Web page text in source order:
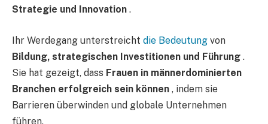
Strategie und Innovation .
Ihr Werdegang unterstreicht die Bedeutung von
Bildung, strategischen Investitionen und Führung .
Sie hat gezeigt, dass Frauen in männerdominierten
Branchen erfolgreich sein können , indem sie
Barrieren überwinden und globale Unternehmen
führen.